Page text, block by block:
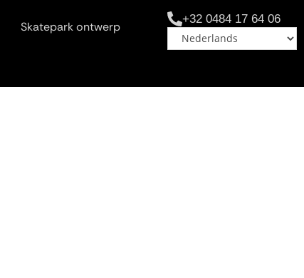
Skatepark ontwerp
+32 0484 17 64 06